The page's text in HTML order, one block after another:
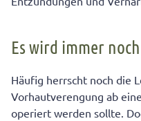
Es wird immer
Häufig herrscht noch die
Vorhautverengung ab
operiert werden sollte.